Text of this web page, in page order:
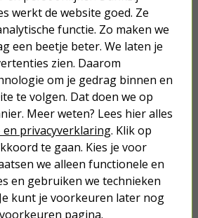
kabel | ACT | 1.8 meter (Haaks,
kabel | ACT | 1.8 meter (Haaks,
werkt de website goed. Ze
functie. Zo maken we
een beetje beter. We laten je
zien. Daarom
om je gedrag binnen en
te volgen. Dat doen we op
Meer weten? Lees hier alles
en privacyverklaring. Klik op
te gaan. Kies je voor
we alleen functionele en
en gebruiken we technieken
kunt je voorkeuren later nog
pagina.